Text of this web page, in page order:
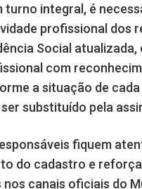
turno integral, é
profissional dos
Social
com
a situação de
substituído pela
fiquem
do cadastro e
canais oficiais do